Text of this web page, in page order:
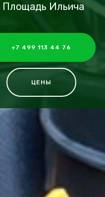
Площадь Ильича
+7 499 113 44 76
ЦЕНЫ